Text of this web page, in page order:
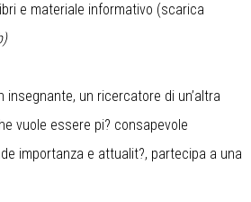
e materiale informativo (scarica
insegnante, un ricercatore di un’altra
vuole essere pi? consapevole
importanza e attualit?, partecipa a una